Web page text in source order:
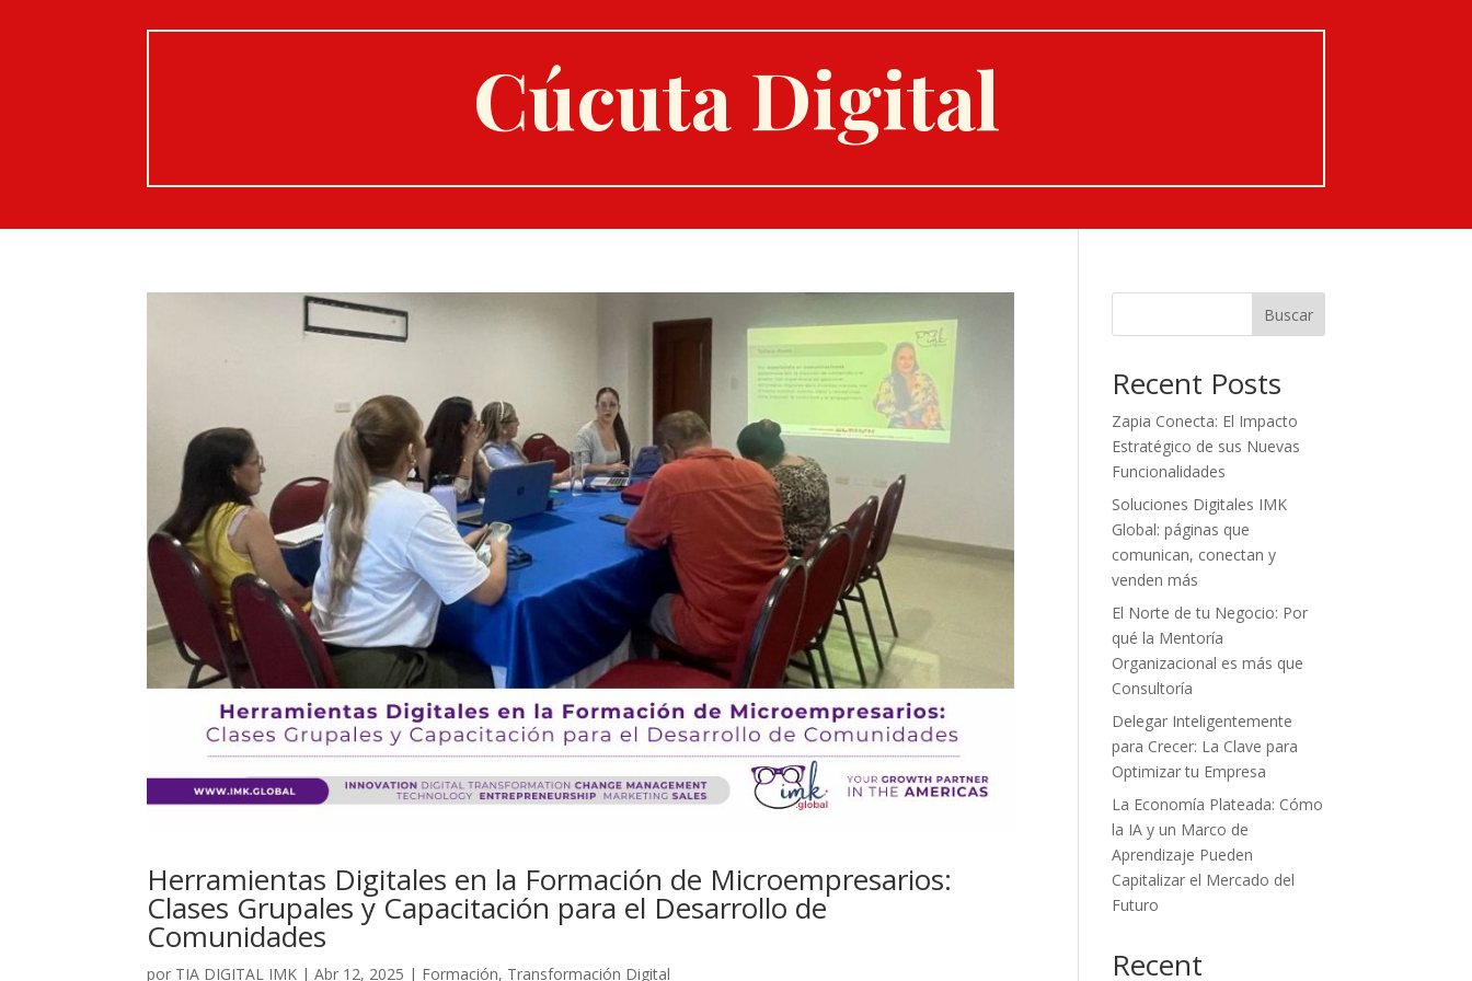
Cúcuta Digital
Herramientas Digitales en la Formación de Microempresarios:
Clases Grupales y Capacitación para el Desarrollo de
Comunidades
por TIA DIGITAL IMK |Abr 12, 2025 | Formación, Transformación Digital
Buscar
Recent Posts
Zapia Conecta: El Impacto
Estratégico de sus Nuevas
Funcionalidades
Soluciones Digitales IMK
Global: páginas que
comunican, conectan y
venden más
El Norte de tu Negocio: Por
qué la Mentoría
Organizacional es más que
Consultoría
Delegar Inteligentemente
para Crecer: La Clave para
Optimizar tu Empresa
La Economía Plateada: Cómo
la IA y un Marco de
Aprendizaje Pueden
Capitalizar el Mercado del
Futuro
Recent